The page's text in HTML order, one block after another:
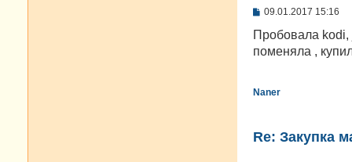
С
о
б
щ
е
09.01.2017 15:16
Пробовала kodi,
поменяла ,
Naner
Re: Закупка